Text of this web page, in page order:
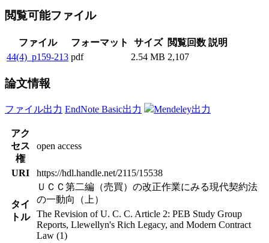
閲覧可能ファイル
ファイル フォーマット サイズ 閲覧回数 説明
44(4)_p159-213 pdf 2.54 MB 2,107
論文情報
ファイル出力 EndNote Basic出力 Mendeley出力
アク
セス
権
open access
URI https://hdl.handle.net/2115/15538
タイ
トル
ＵＣＣ第二編（売買）の改正作業にみる現代契約法
の一動向（上）
The Revision of U. C. C. Article 2: PEB Study Group
Reports, Llewellyn's Rich Legacy, and Modern Contract
Law (1)